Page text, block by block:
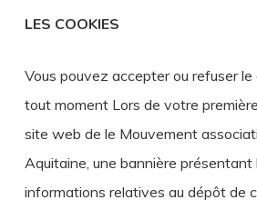
LES COOKIES
Vous pouvez accepter ou refuser
tout moment Lors de votre
site web de le Mouvement
Aquitaine, une bannière
informations relatives au dépôt de